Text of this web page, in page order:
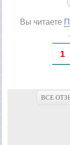
Вы читаете
1
ВСЕ